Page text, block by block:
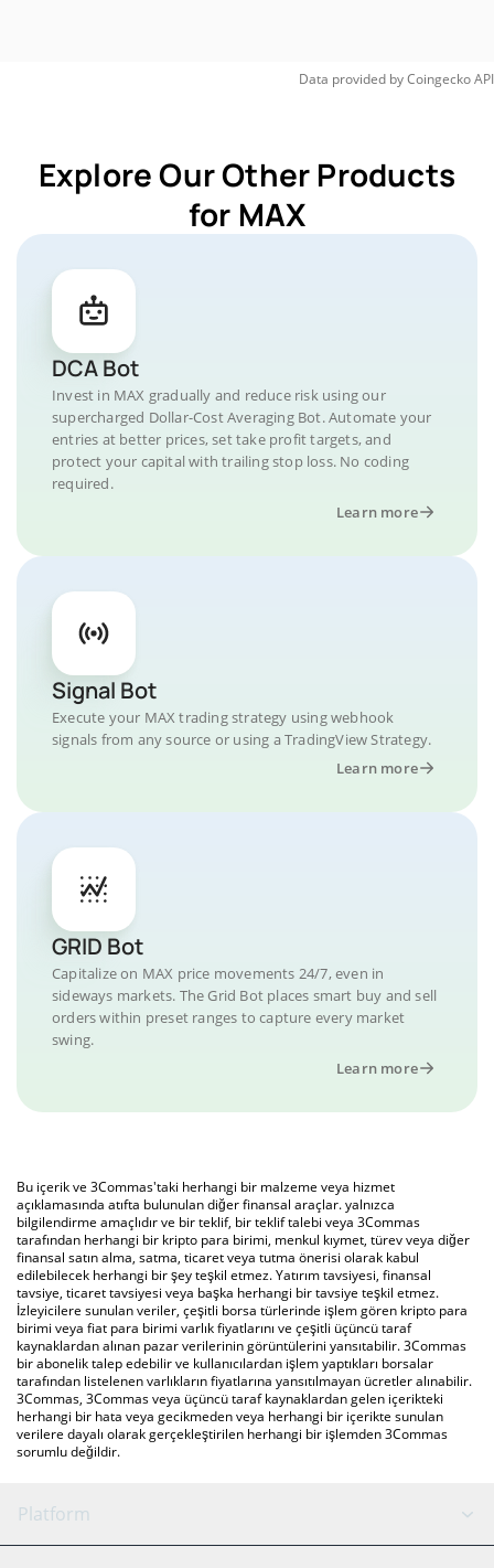
Data provided byCoingeckoAPI
Explore Our Other Products
for MAX
DCA Bot
Invest in MAX gradually and reduce risk using our
supercharged Dollar-Cost Averaging Bot. Automate your
entries at better prices, set take profit targets, and
protect your capital with trailing stop loss. No coding
required.
Learn more
Signal Bot
Execute your MAX trading strategy using webhook
signals from any source or using a TradingView Strategy.
Learn more
GRID Bot
Capitalize on MAX price movements 24/7, even in
sideways markets. The Grid Bot places smart buy and sell
orders within preset ranges to capture every market
swing.
Learn more
Bu içerik ve 3Commas'taki herhangi bir malzeme veya hizmet
açıklamasında atıfta bulunulan diğer finansal araçlar. yalnızca
bilgilendirme amaçlıdır ve bir teklif, bir teklif talebi veya 3Commas
tarafından herhangi bir kripto para birimi, menkul kıymet, türev veya diğer
finansal satın alma, satma, ticaret veya tutma önerisi olarak kabul
edilebilecek herhangi bir şey teşkil etmez. Yatırım tavsiyesi, finansal
tavsiye, ticaret tavsiyesi veya başka herhangi bir tavsiye teşkil etmez.
İzleyicilere sunulan veriler, çeşitli borsa türlerinde işlem gören kripto para
birimi veya fiat para birimi varlık fiyatlarını ve çeşitli üçüncü taraf
kaynaklardan alınan pazar verilerinin görüntülerini yansıtabilir. 3Commas
bir abonelik talep edebilir ve kullanıcılardan işlem yaptıkları borsalar
tarafından listelenen varlıkların fiyatlarına yansıtılmayan ücretler alınabilir.
3Commas, 3Commas veya üçüncü taraf kaynaklardan gelen içerikteki
herhangi bir hata veya gecikmeden veya herhangi bir içerikte sunulan
verilere dayalı olarak gerçekleştirilen herhangi bir işlemden 3Commas
sorumlu değildir.
Platform